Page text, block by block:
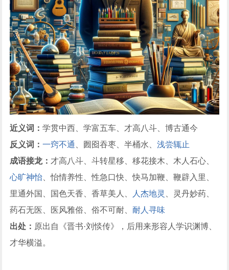
近义词：学贯中西、学富五车、才高八斗、博古通今
反义词：一窍不通 、囫囵吞枣、半桶水、浅尝辄止
成语接龙： 才高八斗、斗转星移、移花接木、木人石心、
心旷神怡 、怡情养性、性急口快、快马加鞭、鞭辟入里、
里通外国、国色天香、香草美人、
人杰地灵
、灵丹妙药、
药石无医、医风雅俗、俗不可耐、耐人寻味
出处： 原出自《晋书·刘惔传》，后用来形容人学识渊博、
才华横溢。